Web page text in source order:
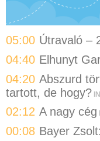
05:00 Útravaló –
04:40 Elhunyt
04:20 Abszurd
tartott, de hogy?
02:12 A nagy cég
00:08 Bayer